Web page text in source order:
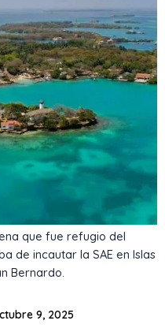
que fue refugio del
de incautar la SAE en Islas
Bernardo.
9, 2025